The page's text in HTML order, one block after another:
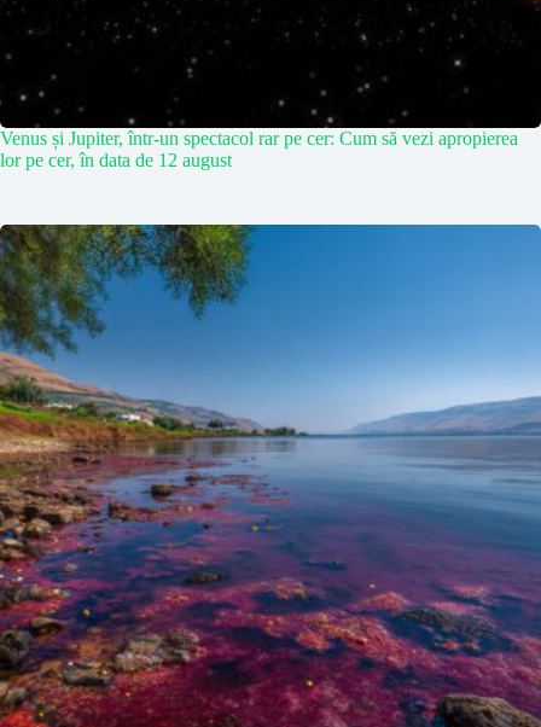
Venus și Jupiter, într-un spectacol rar pe cer: Cum să vezi apropierea
lor pe cer, în data de 12 august